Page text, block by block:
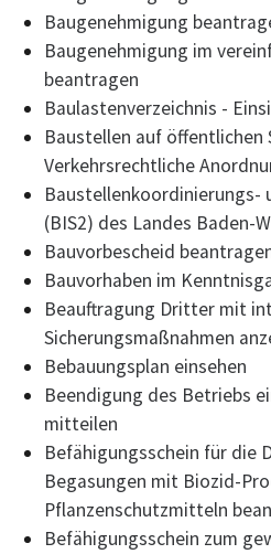
Baugenehmigung
Baugenehmigung im
beantragen
Baulastenverzeichnis -
Baustellen auf öffentlichen
Verkehrsrechtliche
(BIS2) des Landes Baden-
Bauvorbescheid
Bauvorhaben im
Beauftragung Dritter mit
Sicherungsmaßnahmen
Bebauungsplan einsehen
Beendigung des Betriebs
mitteilen
Befähigungsschein für die
Begasungen mit Biozid-
Pflanzenschutzmitteln
Befähigungsschein zum